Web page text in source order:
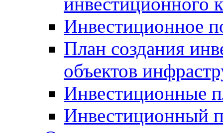
Инвестиционное
План создания
объектов
Инвестиционные
Инвестиционный